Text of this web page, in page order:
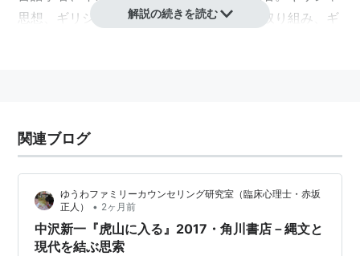
思想、ギリシャ神秘主義と言語学の研究に取り組み、ギ
ラン』は言葉に関する厳密な言語学的研究を基礎とした
優れた訳として、現在にいたるまで高い評価を受けてい
る。
『コーラン』邦訳の他にもイスラム思想、特にペルシア
思想とイスラム神秘主義に関する数多くの著作を出版し
たが、自身は仏教徒で、晩年には研究を仏教哲学、老荘
解説の続きを読む
関連ブログ
ゆうわファミリーカウンセリング研究室（臨床心理士・赤坂
正人）
• 2ヶ月前
中沢新一『虎山に入る』2017・角川書店－縄文と
現代を結ぶ思索